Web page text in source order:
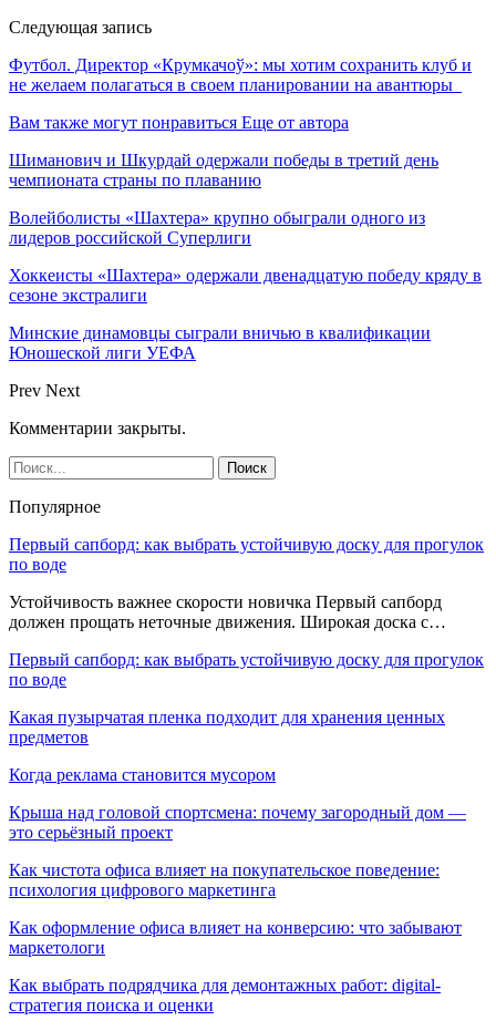
Следующая запись
Футбол. Директор «Крумкачоў»: мы хотим сохранить клуб и
не желаем полагаться в своем планировании на авантюры
Вам также могут понравиться Еще от автора
Шиманович и Шкурдай одержали победы в третий день
чемпионата страны по плаванию
Волейболисты «Шахтера» крупно обыграли одного из
лидеров российской Суперлиги
Хоккеисты «Шахтера» одержали двенадцатую победу кряду в
сезоне экстралиги
Минские динамовцы сыграли вничью в квалификации
Юношеской лиги УЕФА
Prev Next
Комментарии закрыты.
Популярное
Первый сапборд: как выбрать устойчивую доску для прогулок
по воде
Устойчивость важнее скорости новичка Первый сапборд
должен прощать неточные движения. Широкая доска с…
Первый сапборд: как выбрать устойчивую доску для прогулок
по воде
Какая пузырчатая пленка подходит для хранения ценных
предметов
Когда реклама становится мусором
Крыша над головой спортсмена: почему загородный дом —
это серьёзный проект
Как чистота офиса влияет на покупательское поведение:
психология цифрового маркетинга
Как оформление офиса влияет на конверсию: что забывают
маркетологи
Как выбрать подрядчика для демонтажных работ: digital-
стратегия поиска и оценки